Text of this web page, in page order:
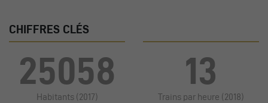
CHIFFRES CLÉS
25058
Habitants (2017)
13
Trains par heure (2018)